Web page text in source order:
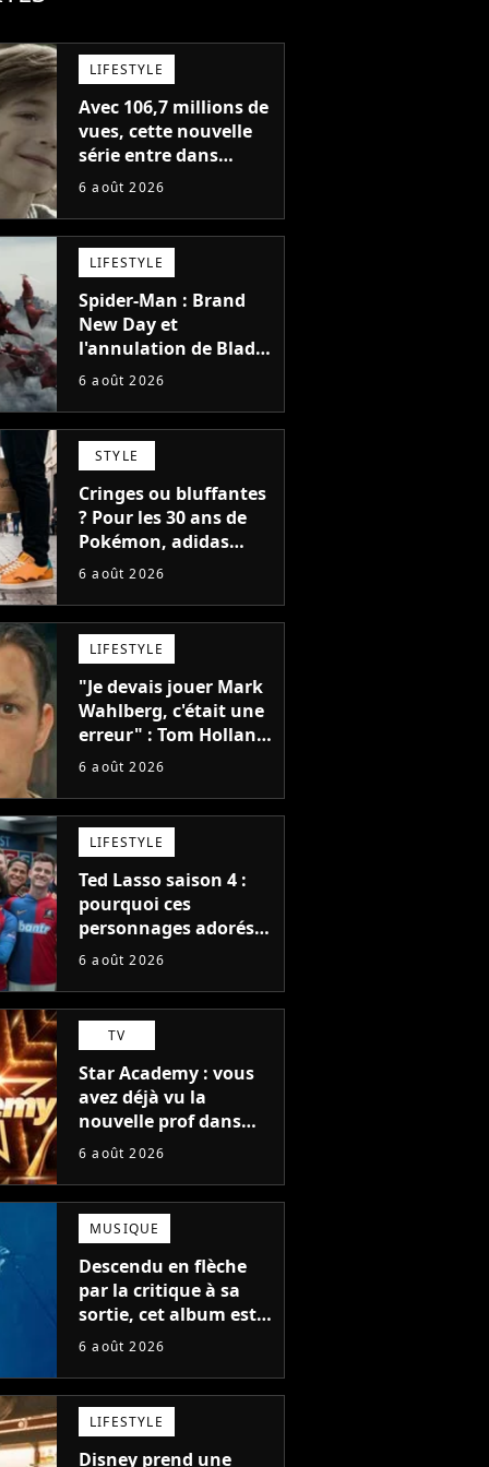
LIFESTYLE
Avec 106,7 millions de
vues, cette nouvelle
série entre dans
l'histoire de Netflix en
6 août 2026
LIFESTYLE
Spider-Man : Brand
New Day et
l'annulation de Blade
montrent que Marvel
faire quoi que ce soit
de simple
6 août 2026
STYLE
Cringes ou bluffantes
? Pour les 30 ans de
Pokémon, adidas
dévoile une énorme
et je ne sais pas quoi
en penser
6 août 2026
LIFESTYLE
"Je devais jouer Mark
Wahlberg, c'était une
erreur" : Tom Holland,
la star de Spider-Man,
blockbuster
6 août 2026
LIFESTYLE
Ted Lasso saison 4 :
pourquoi ces
personnages adorés
des fans ne sont pas
6 août 2026
TV
Star Academy : vous
avez déjà vu la
nouvelle prof dans
The Voice et aux
6 août 2026
MUSIQUE
Descendu en flèche
par la critique à sa
sortie, cet album est
en train de devenir le
auteur
6 août 2026
LIFESTYLE
Disney prend une